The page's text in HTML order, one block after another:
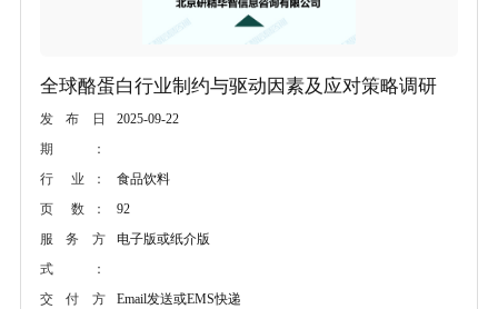
全球酪蛋白行业制约与驱动因素及应对策略调研
发布日
期：
2025-09-22
行 业：
食品饮料
页 数：
92
服务方
式：
电子版或纸介版
交付方
Email发送或EMS快递